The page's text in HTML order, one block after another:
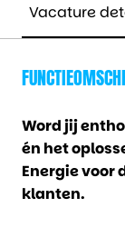
Vacature
Word jij
én het
Energie voor
klanten.